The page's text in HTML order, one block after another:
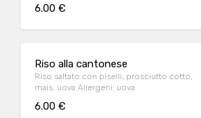
6.00 €
Riso alla cantonese
Riso saltato con piselli, prosciutto cotto,
mais, uova Allergeni: uova
6.00 €